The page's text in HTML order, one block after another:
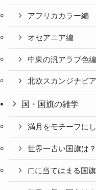
アフリカカラー編
オセアニア編
中東の汎アラブ色編
北欧スカンジナビ
国・国旗の雑学
満月をモチーフに
世界一古い国旗は？
▢に当てはまる国旗